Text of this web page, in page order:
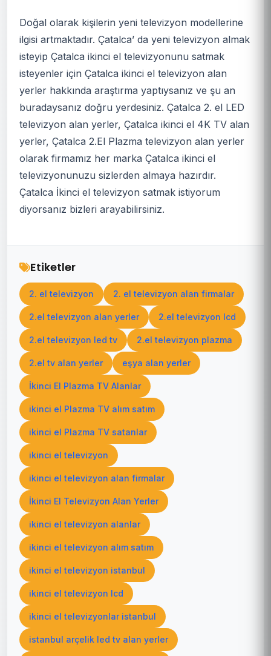
Doğal olarak kişilerin yeni televizyon modellerine
ilgisi artmaktadır. Çatalca’ da yeni televizyon almak
isteyip Çatalca ikinci el televizyonunu satmak
isteyenler için Çatalca ikinci el televizyon alan
yerler hakkında araştırma yaptıysanız ve şu an
buradaysanız doğru yerdesiniz. Çatalca 2. el LED
televizyon alan yerler, Çatalca ikinci el 4K TV alan
yerler, Çatalca 2.El Plazma televizyon alan yerler
olarak firmamız her marka Çatalca ikinci el
televizyonunuzu sizlerden almaya hazırdır.
Çatalca İkinci el televizyon satmak istiyorum
diyorsanız bizleri arayabilirsiniz.
Etiketler
2. el televizyon 2. el televizyon alan firmalar
2.el televizyon alan yerler 2.el televizyon lcd
2.el televizyon led tv 2.el televizyon plazma
2.el tv alan yerler eşya alan yerler
İkinci El Plazma TV Alanlar
ikinci el Plazma TV alım satım
ikinci el Plazma TV satanlar
ikinci el televizyon
ikinci el televizyon alan firmalar
İkinci El Televizyon Alan Yerler
ikinci el televizyon alanlar
ikinci el televizyon alım satım
ikinci el televizyon istanbul
ikinci el televizyon lcd
ikinci el televizyonlar istanbul
istanbul arçelik led tv alan yerler